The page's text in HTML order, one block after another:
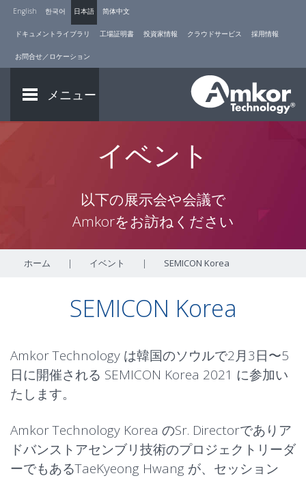
English 한국어 日本語 简体中文
ドキュメントライブラリ 工場証明書 投資家情報 クラウドサービス 採用情報
お問合せ／ロケーション
メニュー
イベント
以下の展示会や会議で
Amkorをお訪ねください
ホーム | イベント | SEMICON Korea
SEMICON Korea
Amkor Technology は韓国のソウルで2月3日〜5
日に開催される SEMICON Korea 2021 に参加い
たします。
Amkor Technology Korea のSr. Directorでありア
ドバンストアセンブリ技術のプロジェクトリーダ
ーでもあるTaeKyeong Hwang が、セッション